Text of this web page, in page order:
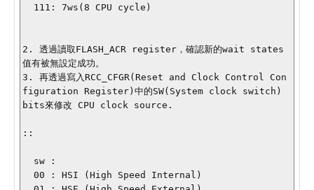
2. 透過讀取FLASH_ACR register，確認新的wait states
值有被無設定成功。
3. 再透過寫入RCC_CFGR(Reset and Clock Control Con
figuration Register)中的SW(System clock switch)
bits來修改 CPU clock source.
::